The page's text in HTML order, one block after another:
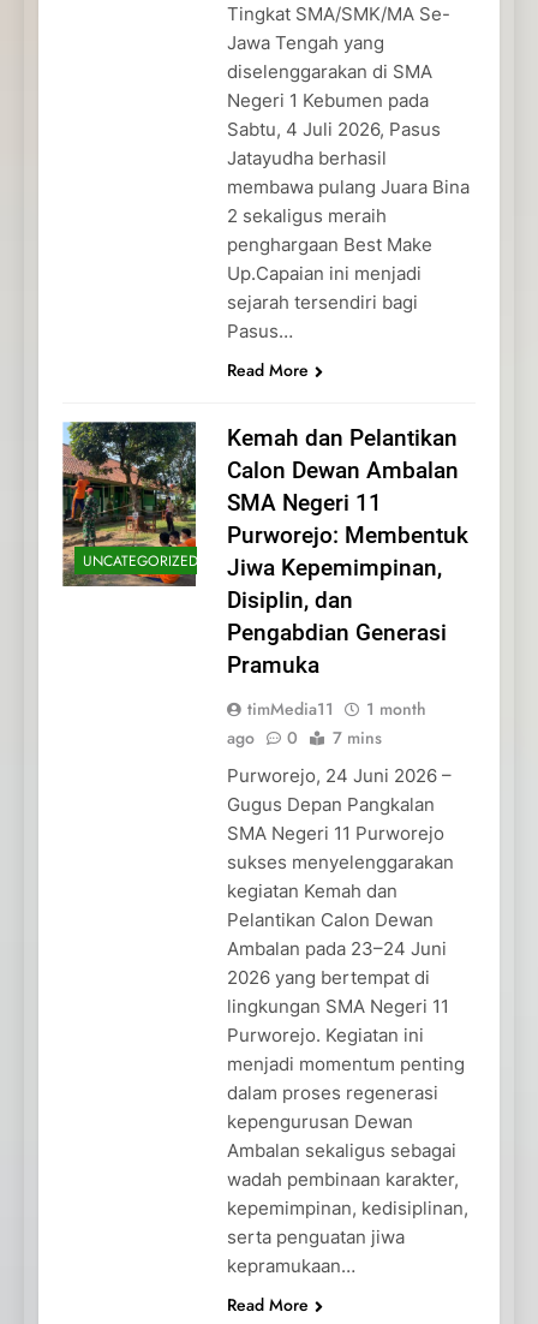
Tingkat SMA/SMK/MA Se-
Jawa Tengah yang
diselenggarakan di SMA
Negeri 1 Kebumen pada
Sabtu, 4 Juli 2026, Pasus
Jatayudha berhasil
membawa pulang Juara Bina
2 sekaligus meraih
penghargaan Best Make
Up.Capaian ini menjadi
sejarah tersendiri bagi
Pasus…
Read More
UNCATEGORIZED
Kemah dan Pelantikan
Calon Dewan Ambalan
SMA Negeri 11
Purworejo: Membentuk
Jiwa Kepemimpinan,
Disiplin, dan
Pengabdian Generasi
Pramuka
timMedia11
1 month
ago
0 7 mins
Purworejo, 24 Juni 2026 –
Gugus Depan Pangkalan
SMA Negeri 11 Purworejo
sukses menyelenggarakan
kegiatan Kemah dan
Pelantikan Calon Dewan
Ambalan pada 23–24 Juni
2026 yang bertempat di
lingkungan SMA Negeri 11
Purworejo. Kegiatan ini
menjadi momentum penting
dalam proses regenerasi
kepengurusan Dewan
Ambalan sekaligus sebagai
wadah pembinaan karakter,
kepemimpinan, kedisiplinan,
serta penguatan jiwa
kepramukaan…
Read More